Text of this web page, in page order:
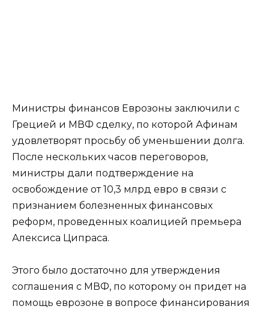
Министры финансов Еврозоны заключили с
Грецией и МВФ сделку, по которой Афинам
удовлетворят просьбу об уменьшении долга.
После нескольких часов переговоров,
министры дали подтверждение на
освобождение от 10,3 млрд евро в связи с
признанием болезненных финансовых
реформ, проведенных коалицией премьера
Алексиса Ципраса.
Этого было достаточно для утверждения
соглашения с МВФ, по которому он придет на
помощь еврозоне в вопросе финансирования